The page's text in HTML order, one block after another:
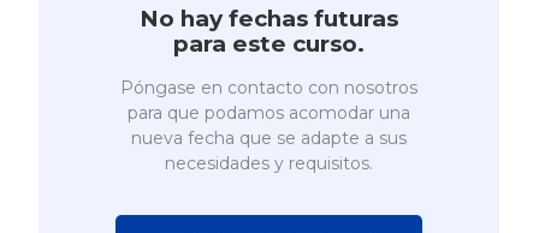
No hay fechas futuras
para este curso.
Póngase en contacto con nosotros
para que podamos acomodar una
nueva fecha que se adapte a sus
necesidades y requisitos.